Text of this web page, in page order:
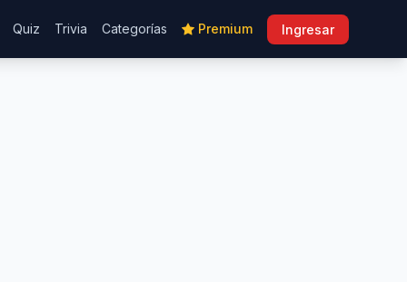
Quiz Trivia Categorías Premium Ingresar